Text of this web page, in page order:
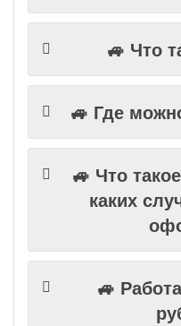
🚙 Что
🚙 Где
🚙 Что
каких
🚙